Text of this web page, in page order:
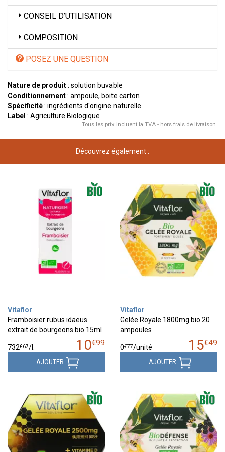
CONSEIL D’UTILISATION
COMPOSITION
POSEZ UNE QUESTION
Nature de produit: solution buvable
Conditionnement: ampoule, boite carton
Spécificité: ingrédients d'origine naturelle
Label : Agriculture Biologique
Tous les prix incluent la TVA - hors frais de livraison.
Découvrez également :
Vitaflor
Framboisier rubus idaeus
extrait de bourgeons bio 15ml
10€99
732€67/
AJOUTER
Vitaflor
Gelée Royale 1800mg bio 20
ampoules
15€49
0€77/unité
AJOUTER